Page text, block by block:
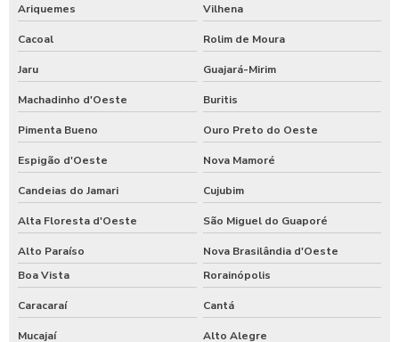
Ariquemes Vilhena
Cacoal Rolim de Moura
Jaru Guajará-Mirim
Machadinho d'Oeste Buritis
Pimenta Bueno Ouro Preto do Oeste
Espigão d'Oeste Nova Mamoré
Candeias do Jamari Cujubim
Alta Floresta d'Oeste São Miguel do Guaporé
Alto Paraíso
Nova Brasilândia d'Oeste
Boa Vista
Rorainópolis
Caracaraí Cantá
Mucajaí Alto Alegre